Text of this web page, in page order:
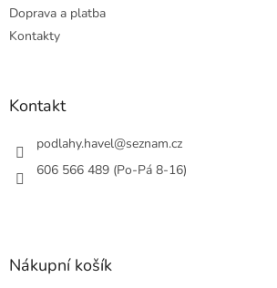
Doprava a platba
Kontakty
Kontakt
podlahy.havel@seznam.cz
606 566 489 (Po-Pá 8-16)
Nákupní košík